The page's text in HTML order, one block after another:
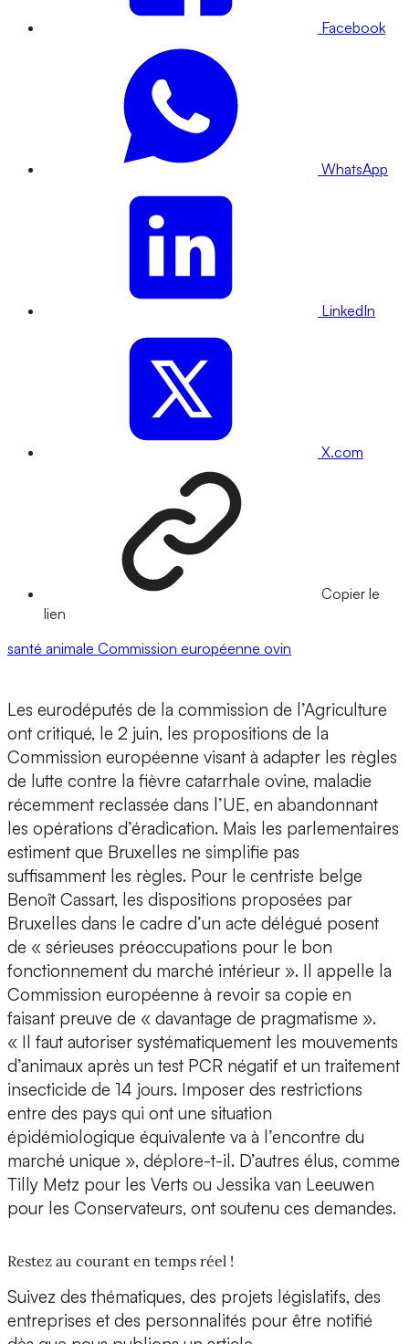
Facebook
WhatsApp
LinkedIn
X.com
Copier le
lien
santé animale Commission européenne ovin
Les eurodéputés de la commission de l’Agriculture
ont critiqué, le 2 juin, les propositions de la
Commission européenne visant à adapter les règles
de lutte contre la fièvre catarrhale ovine, maladie
récemment reclassée dans l’UE, en abandonnant
les opérations d’éradication. Mais les parlementaires
estiment que Bruxelles ne simplifie pas
suffisamment les règles. Pour le centriste belge
Benoît Cassart, les dispositions proposées par
Bruxelles dans le cadre d’un acte délégué posent
de « sérieuses préoccupations pour le bon
fonctionnement du marché intérieur ». Il appelle la
Commission européenne à revoir sa copie en
faisant preuve de « davantage de pragmatisme ».
« Il faut autoriser systématiquement les mouvements
d’animaux après un test PCR négatif et un traitement
insecticide de 14 jours. Imposer des restrictions
entre des pays qui ont une situation
épidémiologique équivalente va à l’encontre du
marché unique », déplore-t-il. D’autres élus, comme
Tilly Metz pour les Verts ou Jessika van Leeuwen
pour les Conservateurs, ont soutenu ces demandes.
Restez au courant en temps réel !
Suivez des thématiques, des projets législatifs, des
entreprises et des personnalités pour être notifié